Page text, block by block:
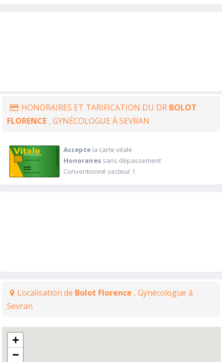
HONORAIRES ET TARIFICATION DU DR BOLOT
FLORENCE , GYNÉCOLOGUE À SEVRAN
Acceptela carte vitale
Honorairessans dépassement
Conventionné secteur 1
Localisation de Bolot Florence , Gynécologue à
Sevran
+
−